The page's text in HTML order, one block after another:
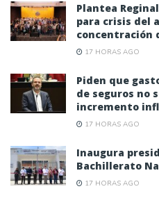
Plantea
para crisis del
concentración
17 HORAS AGO
Piden que
de seguros no
incremento
17 HORAS AGO
Inaugura
Bachillerato
17 HORAS AGO